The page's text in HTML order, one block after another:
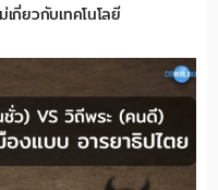
กี่ยวกับเทคโนโลยี